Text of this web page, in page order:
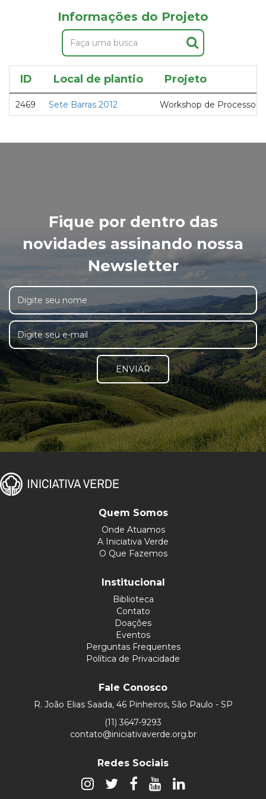
Informações do Projeto
ID Local de plantio Projeto
2469 Sete Barras 2012 Workshop de Processo
Fique por dentro das
novidades assinando nossa
Newsletter
ENVIAR
Quem Somos
Onde Atuamos
A Iniciativa Verde
O Que Fazemos
Institucional
Biblioteca
Contato
Doações
Eventos
Perguntas Frequentes
Política de Privacidade
Fale Conosco
R. João Elias Saada, 46 Pinheiros, São Paulo - SP
(11) 3647-9293
contato@iniciativaverde.org.br
Redes Sociais